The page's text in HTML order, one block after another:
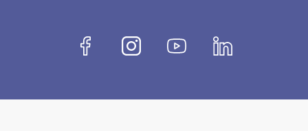
Socials
FacebookInstagramYoutubeLinkedin